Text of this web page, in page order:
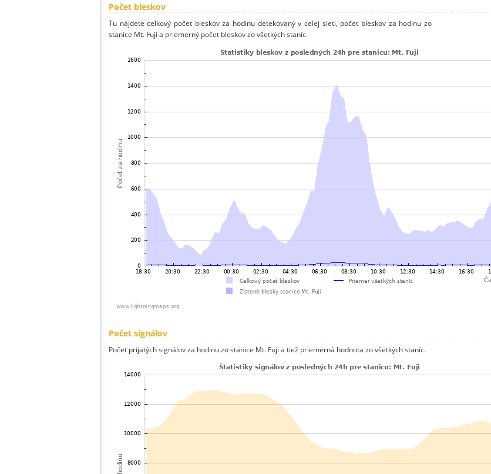
Počet bleskov
Tu nájdete celkový počet bleskov za hodinu detekovaný v celej sieti, počet bleskov za hodinu zo
stanice Mt. Fuji a priemerný počet bleskov zo všetkých staníc.
Počet signálov
Počet prijatých signálov za hodinu zo stanice Mt. Fuji a tiež priemerná hodnota zo všetkých staníc.